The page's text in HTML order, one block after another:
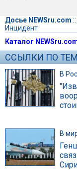
Досье NEWSru.com ::
Инцидент
Каталог
ССЫЛКИ ПО
В
В